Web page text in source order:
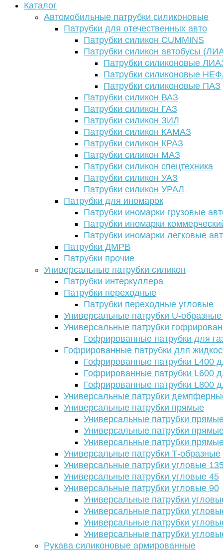
Каталог
Автомобильные патрубки силиконовые
Патрубки для отечественных авто
Патрубки силикон CUMMINS
Патрубки силикон автобусы
Патрубки силиконовые
Патрубки силиконовые
Патрубки силиконовые ПАЗ
Патрубки силикон ВАЗ
Патрубки силикон ГАЗ
Патрубки силикон ЗИЛ
Патрубки силикон КАМАЗ
Патрубки силикон КРАЗ
Патрубки силикон МАЗ
Патрубки силикон спецтехника
Патрубки силикон УАЗ
Патрубки силикон УРАЛ
Патрубки для иномарок
Патрубки иномарки грузовые
Патрубки иномарки
Патрубки иномарки легковые
Патрубки ДМРВ
Патрубки прочие
Универсальные патрубки силикон
Патрубки интеркуллера
Патрубки переходные
Патрубки переходные угловые
Универсальные патрубки U-
Универсальные патрубки
Гофрированные патрубки для
Гофрированные патрубки для
Гофрированные патрубки L400
Гофрированные патрубки L600
Гофрированные патрубки L800
Универсальные патрубки
Универсальные патрубки прямые
Универсальные патрубки
Универсальные патрубки
Универсальные патрубки
Универсальные патрубки Т-образные
Универсальные патрубки угловые
Универсальные патрубки угловые 45
Универсальные патрубки угловые 90
Универсальные патрубки
Универсальные патрубки
Универсальные патрубки
Универсальные патрубки
Рукава силиконовые армированные